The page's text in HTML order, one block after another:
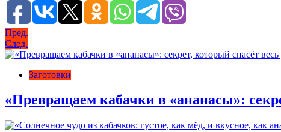
Навигация
по
записям
Пред.
След.
Заготовки
«Превращаем кабачки в «ананасы»: